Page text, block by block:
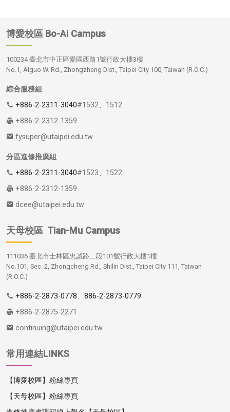
博愛校區 Bo-Ai Campus
100234 臺北市中正區愛國西路1號行政大樓3樓
No.1, Aiguo W. Rd., Zhongzheng Dist., Taipei City 100, Taiwan (R.O.C.)
綜合服務組
+886-2-2311-3040#1532、1512
+886-2-2312-1359
fysuper@utaipei.edu.tw
分區進修推廣組
+886-2-2311-3040#1523、1522
+886-2-2312-1359
dcee@utaipei.edu.tw
天母校區 Tian-Mu Campus
111036 臺北市士林區忠誠路二段101號行政大樓1樓
No.101, Sec. 2, Zhongcheng Rd., Shilin Dist., Taipei City 111, Taiwan
(R.O.C.)
+886-2-2873-0778、 886-2-2873-0779
+886-2-2875-2271
continuing@utaipei.edu.tw
常用連結LINKS
【博愛校區】粉絲專頁
【天母校區】粉絲專頁